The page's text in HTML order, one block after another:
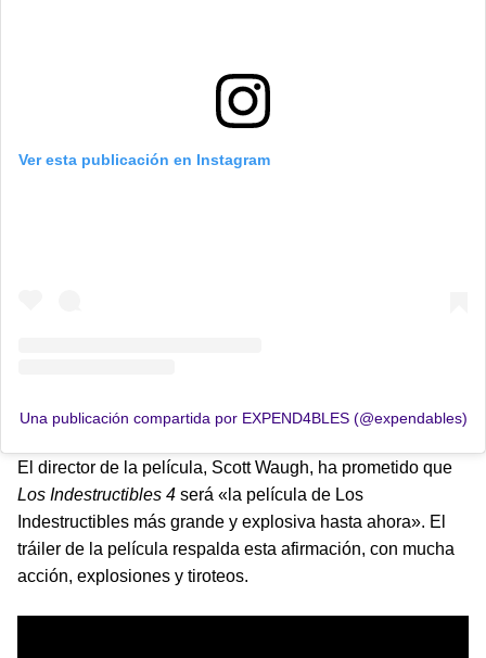
Ver esta publicación en Instagram
Una publicación compartida por EXPEND4BLES (@expendables)
El director de la película, Scott Waugh, ha prometido que
Los Indestructibles 4 será «la película de Los
Indestructibles más grande y explosiva hasta ahora». El
tráiler de la película respalda esta afirmación, con mucha
acción, explosiones y tiroteos.